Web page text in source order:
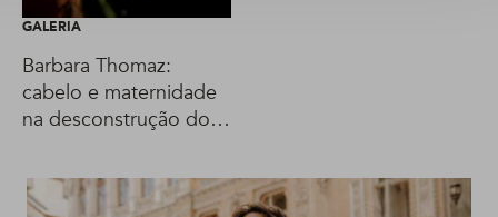
GALERIA
Barbara Thomaz:
cabelo e maternidade
na desconstrução do